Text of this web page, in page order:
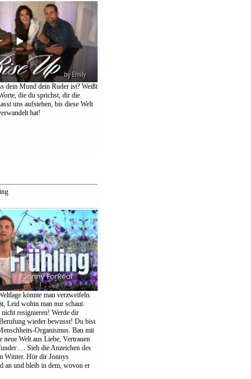
dein Mund dein Ruder ist? Weißt
die du sprichst, dir die
uns aufstehen, bis diese Welt
hat!
könnte man verzweifeln.
Leid wohin man nur schaut.
resignieren! Werde dir
wieder bewusst! Du bist
Organismus. Bau mit
neue Welt aus Liebe, Vertrauen
Sieh die Anzeichen des
Winter. Hör dir Jonnys
an und bleib in dem, wovon er